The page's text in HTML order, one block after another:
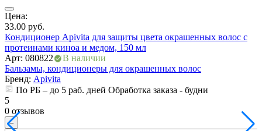
Цена:
33.00 руб.
Кондиционер Apivita для защиты цвета окрашенных волос с
протеинами киноа и медом, 150 мл
Арт: 080822
В наличии
Бальзамы, кондиционеры для окрашенных волос
Бренд: Apivita
По РБ – до 5 раб. дней Обработка заказа - будни
5
0 отзывов
–